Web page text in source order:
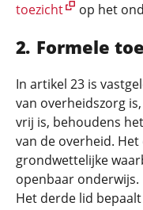
toezicht
op het
Formele
In artikel 23 is
van overheidszorg
vrij is, behoudens
van de overheid.
grondwettelijke
openbaar onderwijs.
Het derde lid